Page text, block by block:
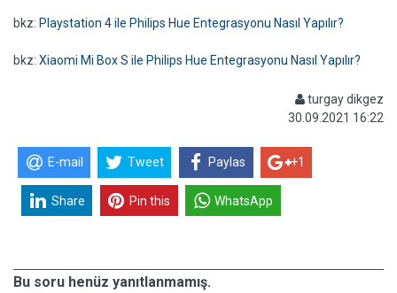
bkz: Playstation 4 ile Philips Hue Entegrasyonu Nasıl Yapılır?
bkz: Xiaomi Mi Box S ile Philips Hue Entegrasyonu Nasıl Yapılır?
turgay dikgez
30.09.2021 16:22
E-mail Tweet Paylas +1
Share Pin this WhatsApp
Bu soru henüz yanıtlanmamış.